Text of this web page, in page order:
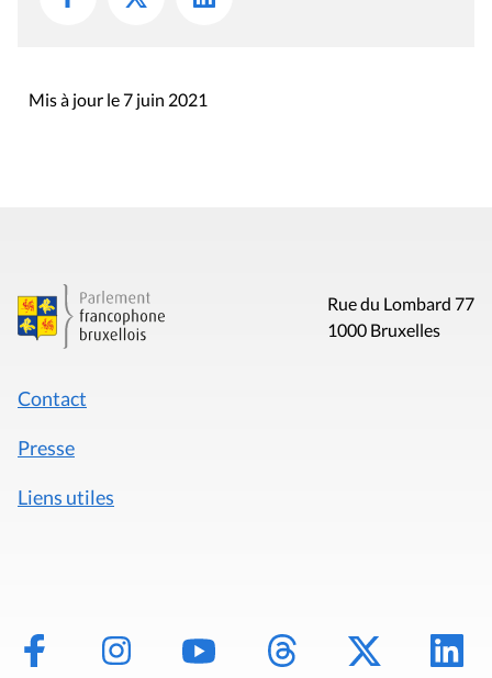
Mis à jour le 7 juin 2021
Rue du Lombard 77
1000 Bruxelles
Contact
Presse
Liens utiles